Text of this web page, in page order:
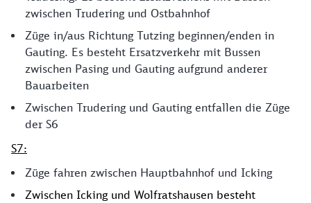
zwischen Trudering und Ostbahnhof
Züge in/aus Richtung Tutzing beginnen/enden in
Gauting. Es besteht Ersatzverkehr mit Bussen
zwischen Pasing und Gauting aufgrund anderer
Bauarbeiten
Zwischen Trudering und Gauting entfallen die Züge
der S6
S7:
Züge fahren zwischen Hauptbahnhof und Icking
Zwischen Icking und Wolfratshausen besteht